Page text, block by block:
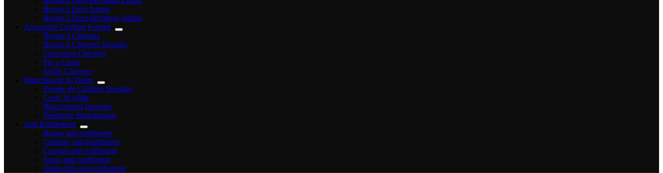
Brosse à Dent Adulte
Brosse à Dent électrique Adulte
Accessoire Coiffure Femme
Brosse à Cheveux
Brosse à Cheveux Bouclés
Chouchou Cheveux
Fer a Lisser
Sèche Cheveux
Blanchisseur de Dents
Poudre de Charbon Dentaire
Crest 3d white
Blanchiment Dentaire
Dentifrice Blanchissant
Anti Ronflement
Bague anti ronflement
Ceinture anti-ronflement
Coussin anti ronflement
Spray anti ronflement
Dispositifs anti ronflement